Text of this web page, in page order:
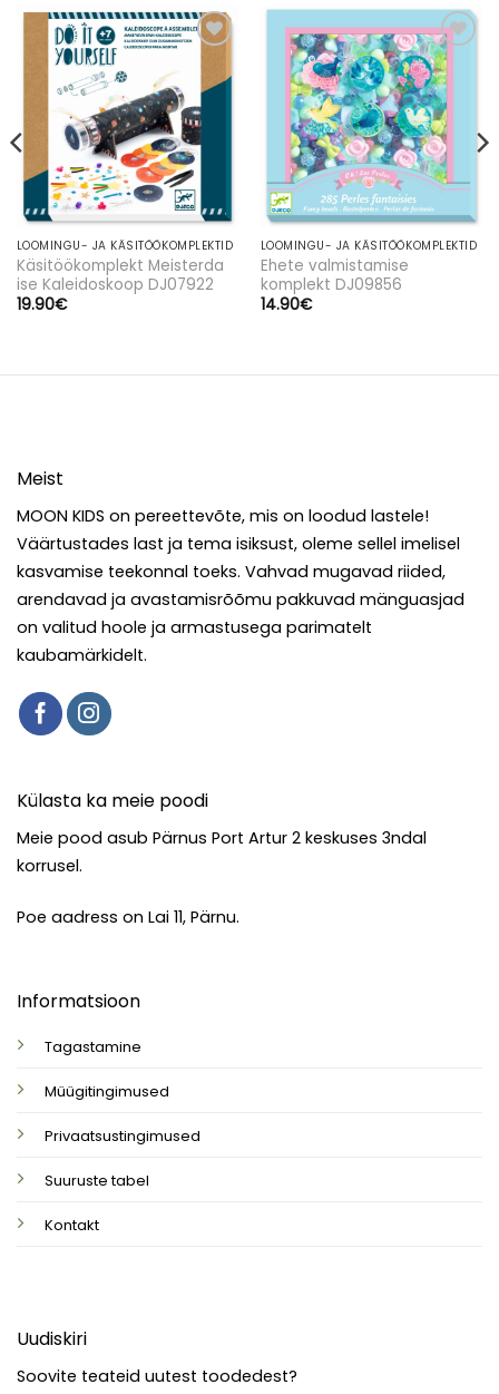
soovinimekirja
LOOMINGU- JA KÄSITÖÖKOMPLEKTID
Käsitöökomplekt Meisterda
ise Kaleidoskoop DJ07922
19.90€
Lisa
soovinimekirja
LOOMINGU- JA KÄSITÖÖKOMPLEKTID
Ehete valmistamise
komplekt DJ09856
14.90€
Meist
MOON KIDS on pereettevõte, mis on loodud lastele!
Väärtustades last ja tema isiksust, oleme sellel imelisel
kasvamise teekonnal toeks. Vahvad mugavad riided,
arendavad ja avastamisrõõmu pakkuvad mänguasjad
on valitud hoole ja armastusega parimatelt
kaubamärkidelt.
Informatsioon
Tagastamine
Müügitingimused
Privaatsustingimused
Suuruste tabel
Kontakt
Uudiskiri
Soovite teateid uutest toodedest?
Külasta ka meie poodi
Meie pood asub Pärnus Port Artur 2 keskuses 3ndal
korrusel.
Poe aadress on Lai 11, Pärnu.